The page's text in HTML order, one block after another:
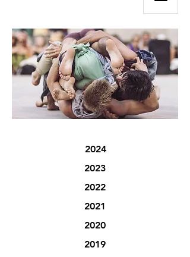
2024
2023
2022
2021
2020
2019